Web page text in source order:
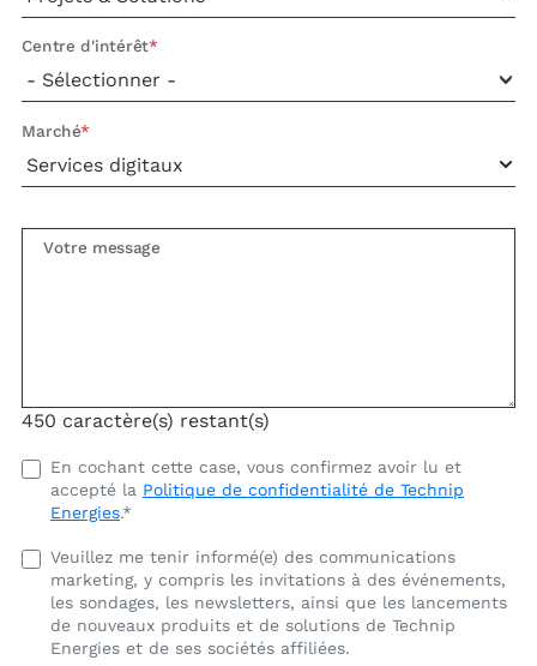
Centre d'intérêt
Marché
450 caractère(s) restant(s)
Votre message
J'ai
lu
et
j'accepte
la
politique
de
confidentialité
En cochant cette case, vous confirmez avoir lu et
accepté la Politique de confidentialité de Technip
Energies.*
Veuillez
me
tenir
informé(e)
Veuillez me tenir informé(e) des communications
marketing, y compris les invitations à des événements,
les sondages, les newsletters, ainsi que les lancements
de nouveaux produits et de solutions de Technip
Energies et de ses sociétés affiliées.